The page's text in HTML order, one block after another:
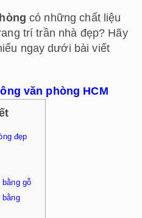
có những chất liệu
trí trần nhà đẹp? Hãy
ngay dưới bài viết
văn phòng HCM
đẹp
gỗ
bằng